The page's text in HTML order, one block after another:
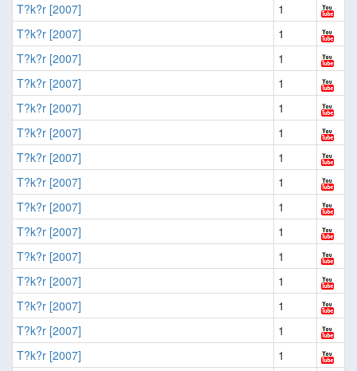
T?k?r [2007]
1
T?k?r [2007]
1
T?k?r [2007]
1
T?k?r [2007]
1
T?k?r [2007]
1
T?k?r [2007]
1
T?k?r [2007]
1
T?k?r [2007]
1
T?k?r [2007]
1
T?k?r [2007]
1
T?k?r [2007]
1
T?k?r [2007]
1
T?k?r [2007]
1
T?k?r [2007]
1
T?k?r [2007]
1